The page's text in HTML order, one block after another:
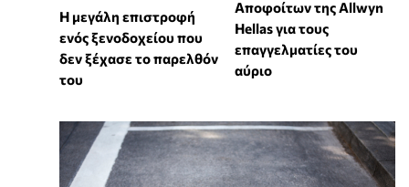
Η μεγάλη επιστροφή
ενός ξενοδοχείου που
δεν ξέχασε το παρελθόν
του
Αποφοίτων της Allwyn
Hellas για τους
επαγγελματίες του
αύριο